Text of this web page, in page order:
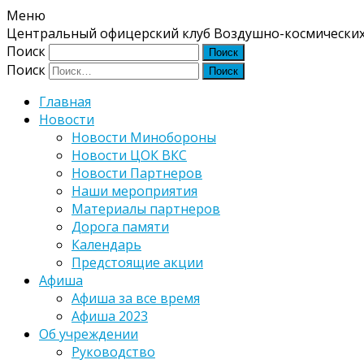
Меню
Центральный офицерский клуб Воздушно-
Поиск
Поиск
Главная
Новости
Новости Минобороны
Новости ЦОК ВКС
Новости Партнеров
Наши мероприятия
Материалы партнеров
Дорога памяти
Календарь
Предстоящие акции
Афиша
Афиша за все время
Афиша 2023
Об учреждении
Руководство